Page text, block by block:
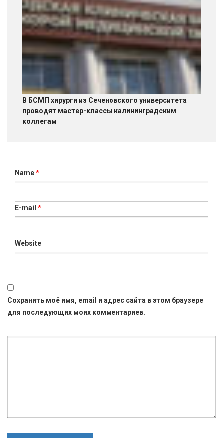
В БСМП хирурги из Сеченовского университета
проводят мастер-классы калининградским
коллегам
Name*
E-mail *
Website
Сохранить моё имя, email и адрес сайта в этом браузере
для последующих моих комментариев.